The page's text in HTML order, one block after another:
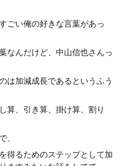
ごい俺の好きな言葉があっ
なんだけど、中山信也さんっ
は加減成長であるというふう
算、引き算、掛け算、割り
、
得るためのステップとして加